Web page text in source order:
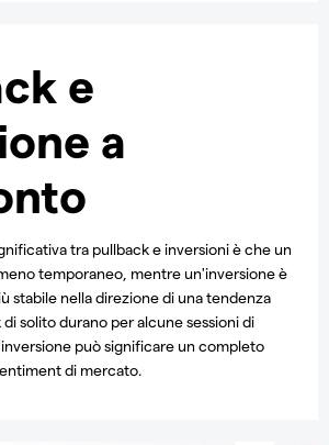
e
a
tra pullback e inversioni è che un
temporaneo, mentre un'inversione è
stabile nella direzione di una tendenza
solito durano per alcune sessioni di
può significare un completo
di mercato.